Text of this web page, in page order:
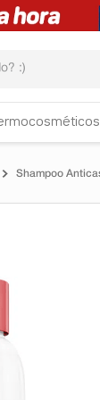
Shampoo